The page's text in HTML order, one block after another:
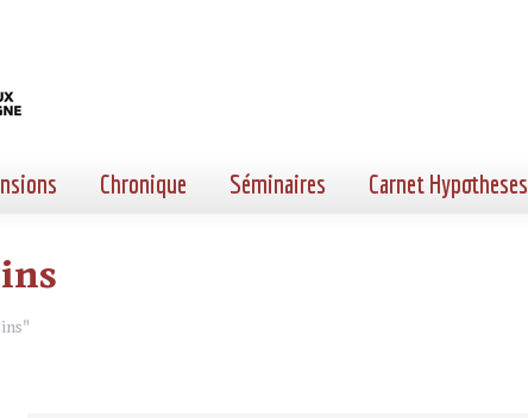
Chronique Séminaires Carnet Hypotheses